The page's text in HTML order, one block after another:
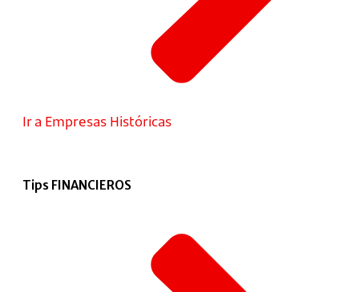
Ir a Empresas Históricas
Tips FINANCIEROS